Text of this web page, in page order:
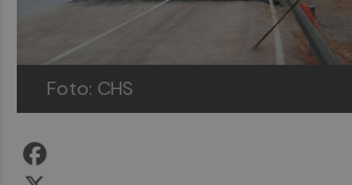
Foto: CHS